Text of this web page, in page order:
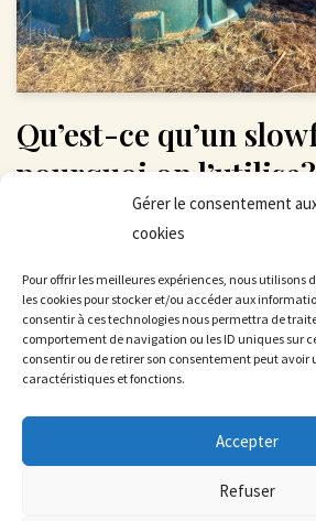
Gérer le consentement
cookies
Pour offrir les meilleures expériences, nous utilisons
les cookies pour stocker et/ou accéder aux
consentir à ces technologies nous permettra de
comportement de navigation ou les ID uniques sur
consentir ou de retirer son consentement peut avoir
caractéristiques et fonctions.
Accepter
Refuser
Qu’est-ce qu’un
pourquoi on l’utilise?
Introduction Un slow feeder est un
ralentir l’ingestion de nourriture. Dans
passent la grande majorité de leur
chercher de la nourriture,
temps est de l’ordre…